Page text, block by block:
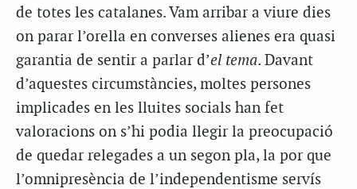
de totes les catalanes. Vam arribar a viure dies
on parar l’orella en converses alienes era quasi
garantia de sentir a parlar d’el tema. Davant
d’aquestes circumstàncies, moltes persones
implicades en les lluites socials han fet
valoracions on s’hi podia llegir la preocupació
de quedar relegades a un segon pla, la por que
l’omnipresència de l’independentisme servís